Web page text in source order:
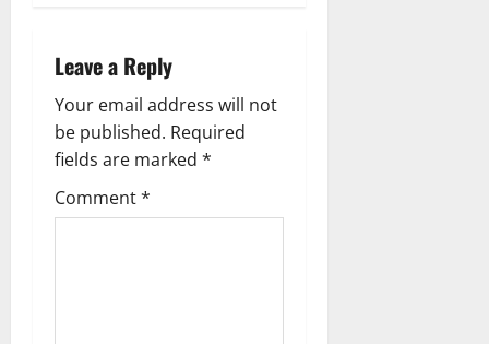
v
i
g
a
t
Leave a Reply
Your email address will not
be published. Required
fields are marked *
Comment*